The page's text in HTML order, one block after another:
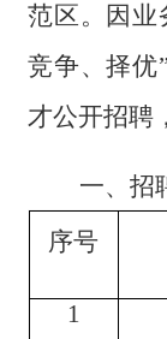
范区。因业
竞争、择优
才公开招聘
一、 招
序号
1